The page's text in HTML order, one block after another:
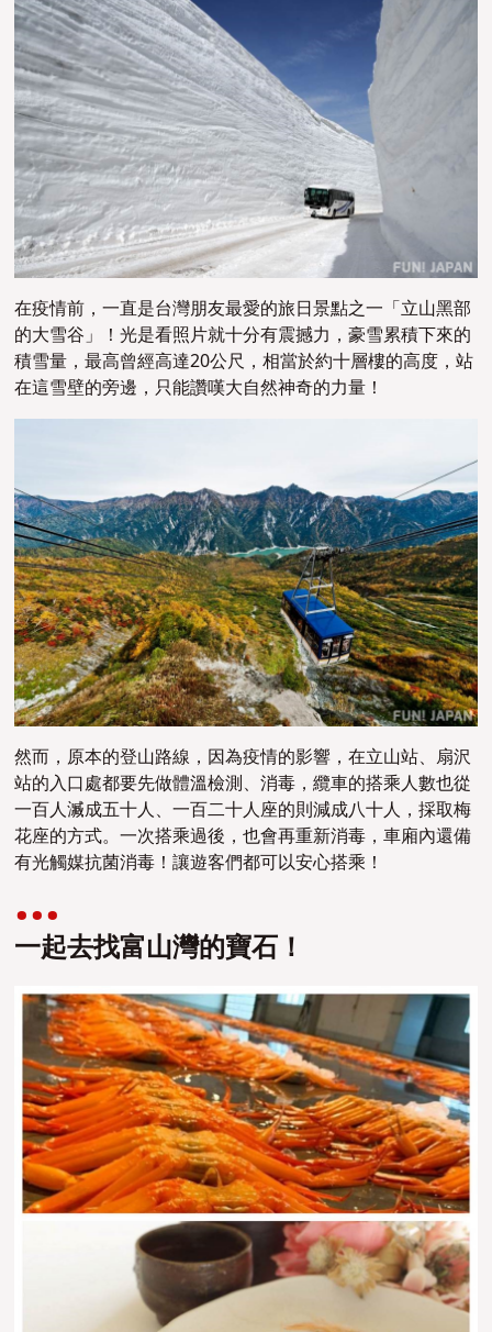
在疫情前，一直是台灣朋友最愛的旅日景點之一「立山黑部
的大雪谷」！光是看照片就十分有震撼力，豪雪累積下來的
積雪量，最高曾經高達20公尺，相當於約十層樓的高度，站
在這雪壁的旁邊，只能讚嘆大自然神奇的力量！
然而，原本的登山路線，因為疫情的影響，在立山站、扇沢
站的入口處都要先做體溫檢測、消毒，纜車的搭乘人數也從
一百人㵴成五十人、一百二十人座的則減成八十人，採取梅
花座的方式。一次搭乘過後，也會再重新消毒，車廂內還備
有光觸媒抗菌消毒！讓遊客們都可以安心搭乘！
一起去找富山灣的寶石！